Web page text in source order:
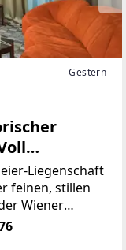
Gestern
nächst
Liegenschaft
feinen, stillen
Wiener
Ensemble aus
1772/73